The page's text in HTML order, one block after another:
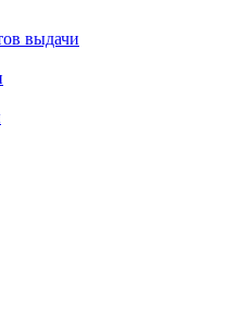
выдачи